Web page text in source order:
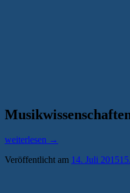
„Jubeldemo
Sparsamkeit:
weiterlesen →
Veröffentlicht am 14. Juli 2015